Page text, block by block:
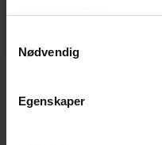
Nødvendig
Egenskaper